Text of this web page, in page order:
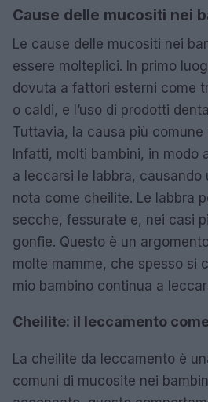
Cause delle mucositi nei
Le cause delle mucositi nei
essere molteplici. In primo
dovuta a fattori esterni come
o caldi, e l’uso di prodotti
Tuttavia, la causa più comune
Infatti, molti bambini, in modo
a leccarsi le labbra, causando
nota come cheilite. Le labbra
secche, fessurate e, nei casi
gonfie. Questo è un
molte mamme, che spesso si
mio bambino continua a
Cheilite: il leccamento
La cheilite da leccamento è
comuni di mucosite nei